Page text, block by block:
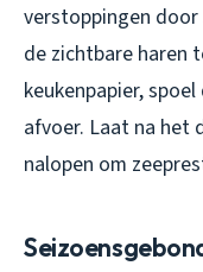
verstoppingen
de zichtbare haren
keukenpapier,
afvoer. Laat na het
nalopen om